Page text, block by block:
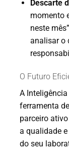
Descarte
momento
neste
analisar o
O Futuro
A
ferramenta
parceiro
a qualidade
do seu